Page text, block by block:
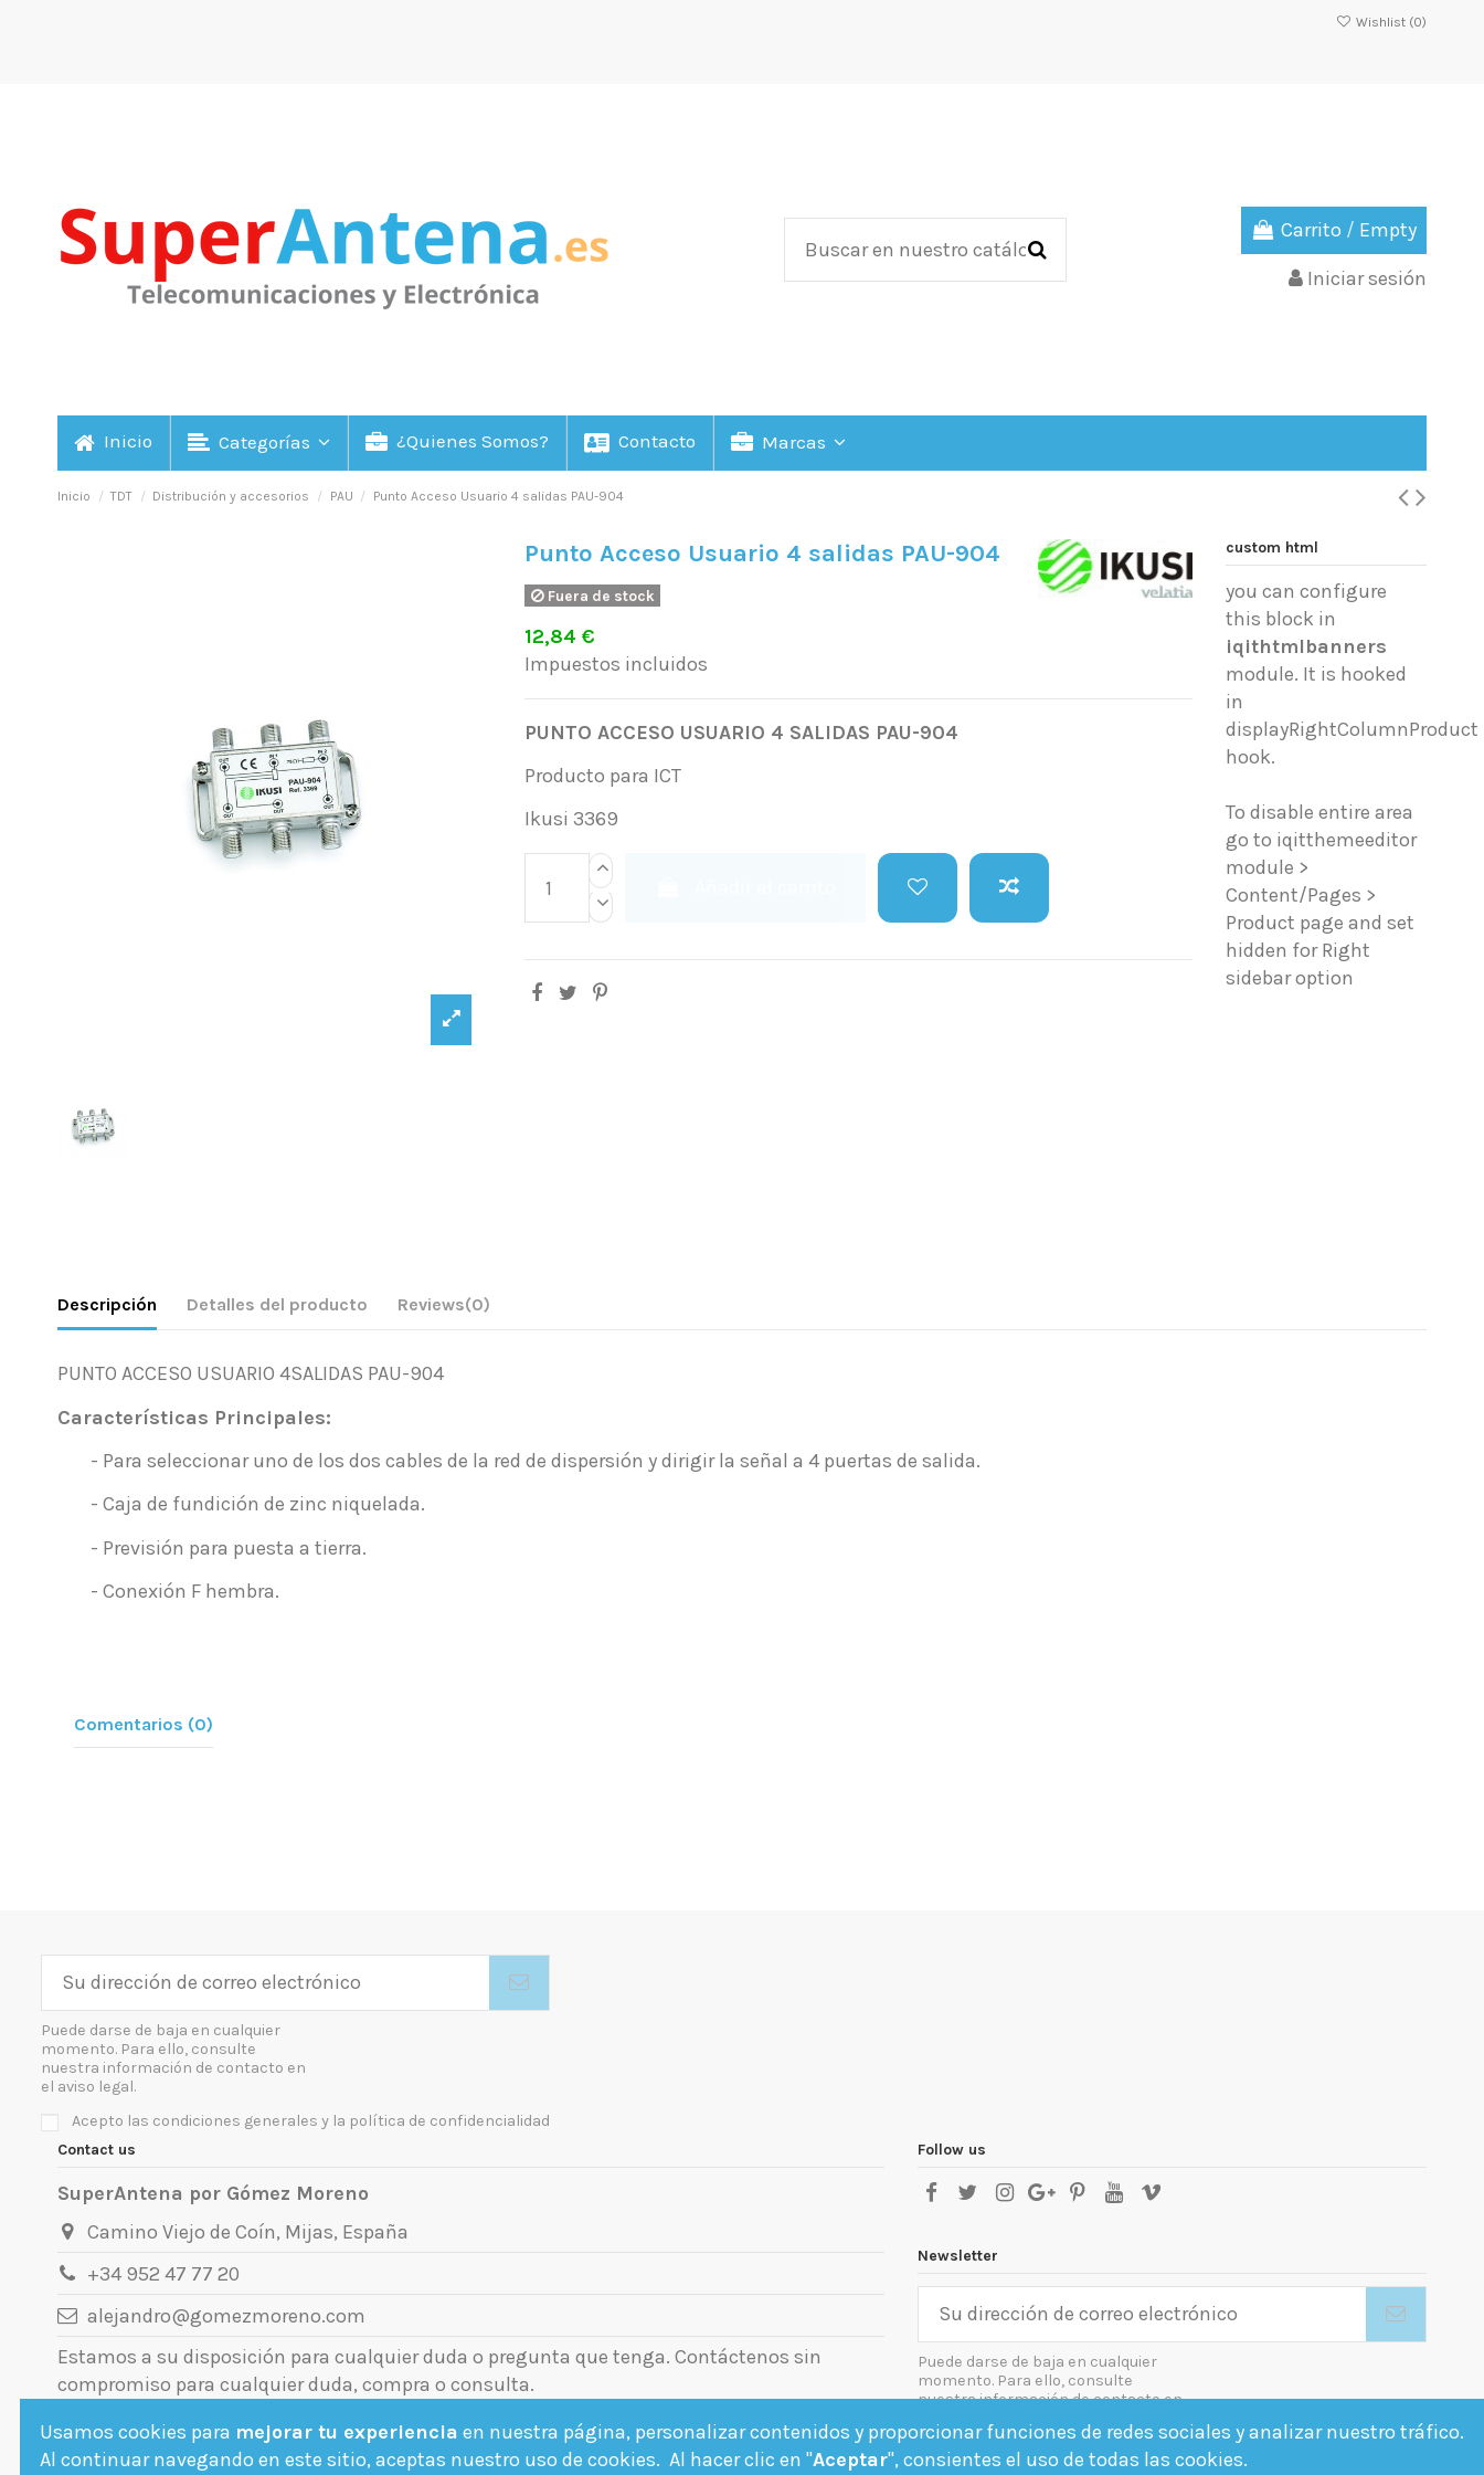
Wishlist (0)
Carrito / Empty
Iniciar sesión
Inicio Categorías ¿Quienes Somos? Contacto Marcas
Inicio TDT Distribución y accesorios PAU Punto Acceso Usuario 4 salidas PAU-904
Punto Acceso Usuario 4 salidas PAU-904
Fuera de stock
12,84 €
Impuestos incluidos
PUNTO ACCESO USUARIO 4 SALIDAS PAU-904
Producto para ICT
Ikusi 3369
custom html
you can configure
this block in
iqithtmlbanners
module. It is hooked
in
displayRightColumnProduct
hook.
To disable entire area
go to iqitthemeeditor
module >
Content/Pages >
Product page and set
hidden for Right
sidebar option
Descripción Detalles del producto Reviews(0)
PUNTO ACCESO USUARIO 4SALIDAS PAU-904
Características Principales:
- Para seleccionar uno de los dos cables de la red de dispersión y dirigir la señal a 4 puertas de salida.
- Caja de fundición de zinc niquelada.
- Previsión para puesta a tierra.
- Conexión F hembra.
Comentarios (0)
Puede darse de baja en cualquier
momento. Para ello, consulte
nuestra información de contacto en
el aviso legal.
Acepto las condiciones generales y la política de confidencialidad
Contact us
SuperAntena por Gómez Moreno
Camino Viejo de Coín, Mijas, España
+34 952 47 77 20
alejandro@gomezmoreno.com
Estamos a su disposición para cualquier duda o pregunta que tenga. Contáctenos sin
compromiso para cualquier duda, compra o consulta.
Follow us
Newsletter
Puede darse de baja en cualquier
momento. Para ello, consulte
nuestra información de contacto en
Acepto las condiciones generales y la política de confidencialidad
Usamos cookies para mejorar tu experiencia en nuestra página, personalizar contenidos y proporcionar funciones de redes sociales y analizar nuestro tráfico.
Al continuar navegando en este sitio, aceptas nuestro uso de cookies. Al hacer clic en "Aceptar", consientes el uso de todas las cookies.